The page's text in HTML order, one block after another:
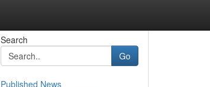
Search
Go
Published News